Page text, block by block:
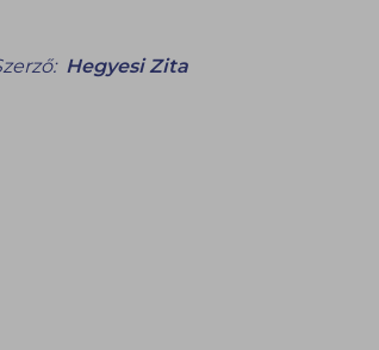
Hegyesi Zita